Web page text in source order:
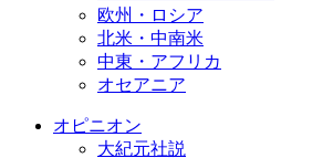
欧州・ロシア
北米・中南米
中東・アフリカ
オセアニア
オピニオン
大紀元社説